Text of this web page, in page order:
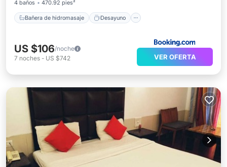
4 baños 470.92 pies²
Bañera de hidromasaje Desayuno
US $106/noche
7 noches - US $742 VER OFERTA